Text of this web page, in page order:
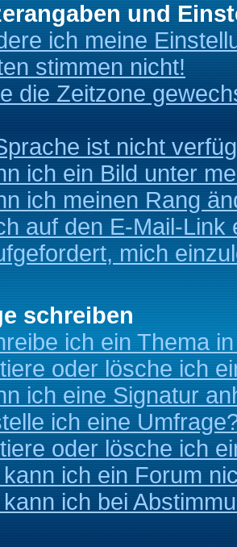
und
ich meine
stimmen nicht!
die Zeitzone
ist nicht
ich ein Bild unter
ich meinen Rang
auf den E-Mail-
mich
schreiben
ich ein Thema
oder lösche ich
ich eine Signatur
ich eine
oder lösche ich
ich ein Forum
ich bei